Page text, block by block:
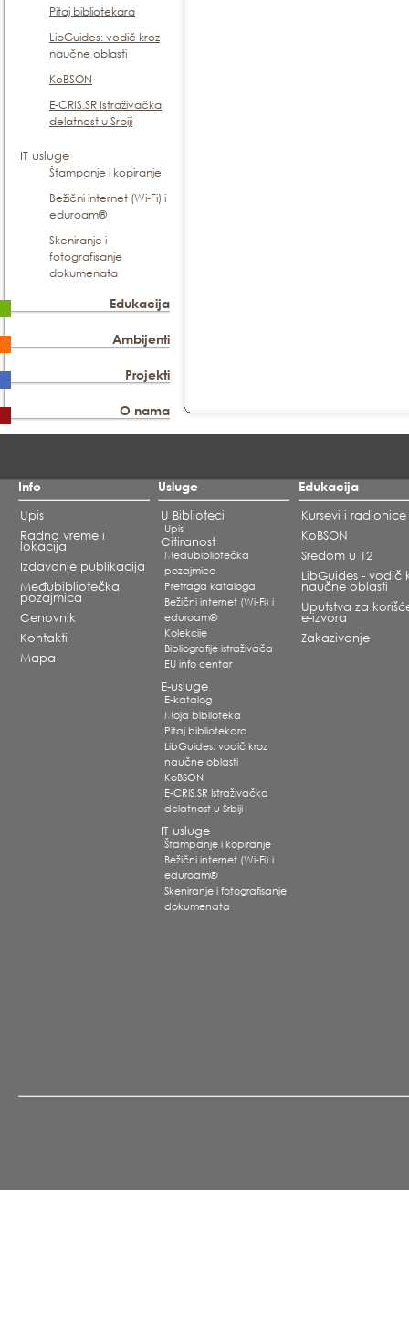
Pitaj bibliotekara
LibGuides: vodič kroz
naučne oblasti
KoBSON
E-CRIS.SR Istraživačka
delatnost u Srbiji
IT usluge
Štampanje i kopiranje
Bežični internet (Wi-Fi) i
eduroam®
Skeniranje i
fotografisanje
dokumenata
Edukacija
Ambijenti
Projekti
O nama
Info
Upis
Radno vreme i
lokacija
Izdavanje publikacija
Međubibliotečka
pozajmica
Cenovnik
Kontakti
Mapa
Usluge
U Biblioteci
Upis
Citiranost
Međubibliotečka
pozajmica
Pretraga kataloga
Bežični internet (Wi-Fi) i
eduroam®
Kolekcije
Bibliografije istraživača
EU info centar
E-usluge
E-katalog
Moja biblioteka
Pitaj bibliotekara
LibGuides: vodič kroz
naučne oblasti
KoBSON
E-CRIS.SR Istraživačka
delatnost u Srbiji
IT usluge
Štampanje i kopiranje
Bežični internet (Wi-Fi) i
eduroam®
Skeniranje i fotografisanje
dokumenata
Edukacija
Kursevi i radionice
KoBSON
Sredom u 12
LibGuides - vodič
naučne oblasti
Uputstva za
e-izvora
Zakazivanje